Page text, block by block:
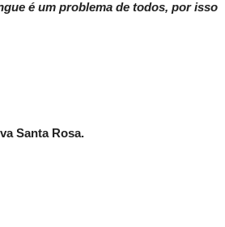
é um problema de todos, por isso
Santa Rosa.